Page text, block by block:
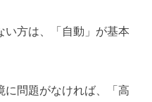
い方は、「自動」が基本
に問題がなければ、「高